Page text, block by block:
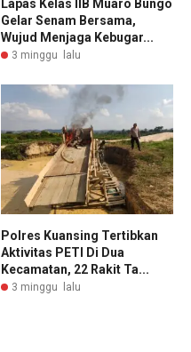
Lapas Kelas IIB Muaro Bungo
Gelar Senam Bersama,
Wujud Menjaga Kebugar...
3 minggu lalu
Polres Kuansing Tertibkan
Aktivitas PETI Di Dua
Kecamatan, 22 Rakit Ta...
3 minggu lalu